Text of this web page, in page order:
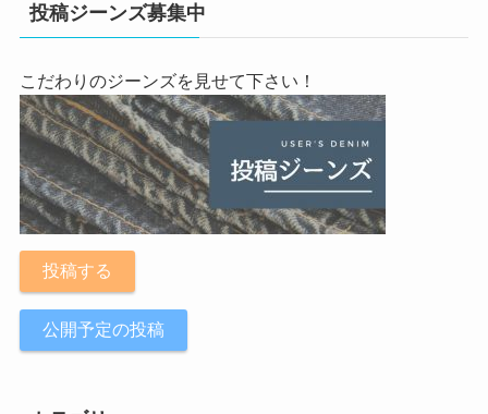
投稿ジーンズ募集中
こだわりのジーンズを見せて下さい！
投稿する
公開予定の投稿